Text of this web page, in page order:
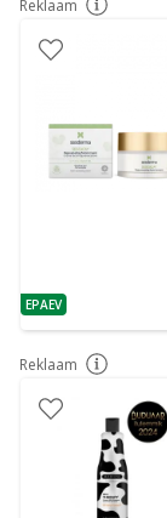
Reklaam nõuanne
nõuanne
EPAEV
Reklaam nõuanne